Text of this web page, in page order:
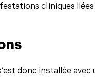
cliniques liées
donc installée avec